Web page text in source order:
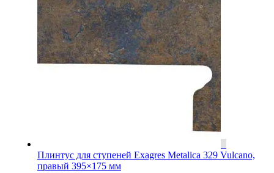
Плинтус для ступеней Exagres Metalica 329 Vulcano,
правый 395×175 мм